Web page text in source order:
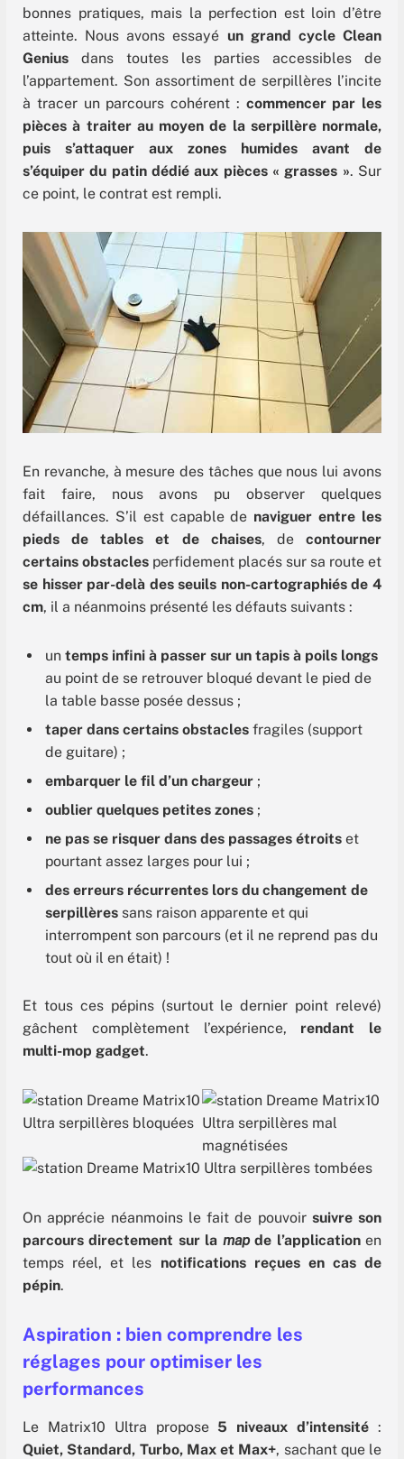
bonnes pratiques, mais la perfection est loin d’être
atteinte. Nous avons essayé un grand cycle Clean
Genius dans toutes les parties accessibles de
l’appartement. Son assortiment de serpillères l’incite
à tracer un parcours cohérent : commencer par les
pièces à traiter au moyen de la serpillère normale,
puis s’attaquer aux zones humides avant de
s’équiper du patin dédié aux pièces « grasses ». Sur
ce point, le contrat est rempli.
En revanche, à mesure des tâches que nous lui avons
fait faire, nous avons pu observer quelques
défaillances. S’il est capable de naviguer entre les
pieds de tables et de chaises, decontourner
certains obstacles perfidement placés sur sa route et
se hisser par-delà des seuils non-cartographiés de 4
cm, il a néanmoins présenté les défauts suivants :
un temps infini à passer sur un tapis à poils longs
au point de se retrouver bloqué devant le pied de
la table basse posée dessus ;
taper dans certains obstacles fragiles (support
de guitare) ;
embarquer le fil d’un chargeur ;
oublier quelques petites zones ;
ne pas se risquer dans des passages étroits et
pourtant assez larges pour lui ;
des erreurs récurrentes lors du changement de
serpillères sans raison apparente et qui
interrompent son parcours (et il ne reprend pas du
tout où il en était) !
Et tous ces pépins (surtout le dernier point relevé)
gâchent complètement l’expérience, rendant le
multi-mop gadget.
On apprécie néanmoins le fait de pouvoir suivre son
parcours directement sur la mapde l’applicationen
temps réel, et les notifications reçues en cas de
pépin.
Aspiration : bien comprendre les
réglages pour optimiser les
performances
Le Matrix10 Ultra propose 5 niveaux d’intensité :
Quiet, Standard, Turbo, Max et Max+, sachant que le